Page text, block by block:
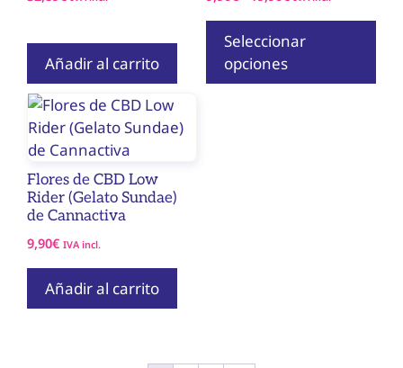
Añadir al carrito
desde
hasta
Seleccionar
opciones
página
producto
Flores de CBD Low
Rider (Gelato Sundae)
de Cannactiva
9,90€ IVA incl.
Añadir al carrito